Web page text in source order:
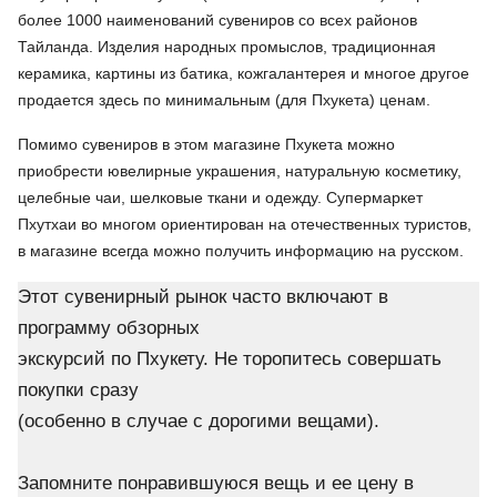
более 1000 наименований сувениров со всех районов
Тайланда. Изделия народных промыслов, традиционная
керамика, картины из батика, кожгалантерея и многое другое
продается здесь по минимальным (для Пхукета) ценам.
Помимо сувениров в этом магазине Пхукета можно
приобрести ювелирные украшения, натуральную косметику,
целебные чаи, шелковые ткани и одежду. Супермаркет
Пхутхаи во многом ориентирован на отечественных туристов,
в магазине всегда можно получить информацию на русском.
Этот сувенирный рынок часто включают в
программу обзорных
экскурсий по Пхукету. Не торопитесь совершать
покупки сразу
(особенно в случае с дорогими вещами).
Запомните понравившуюся вещь и ее цену в